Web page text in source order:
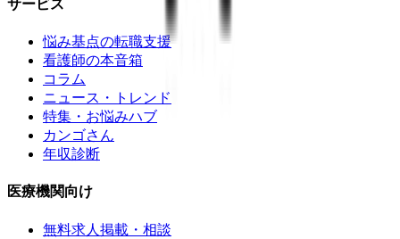
サービス
悩み基点の転職支援
看護師の本音箱
コラム
ニュース・トレンド
特集・お悩みハブ
カンゴさん
年収診断
医療機関向け
無料求人掲載・相談